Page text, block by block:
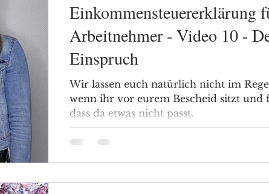
Einkommensteuererklärung
Arbeitnehmer - Video 10 -
Einspruch
Wir lassen euch natürlich nicht im
wenn ihr vor eurem Bescheid sitzt und
dass da etwas nicht passt.